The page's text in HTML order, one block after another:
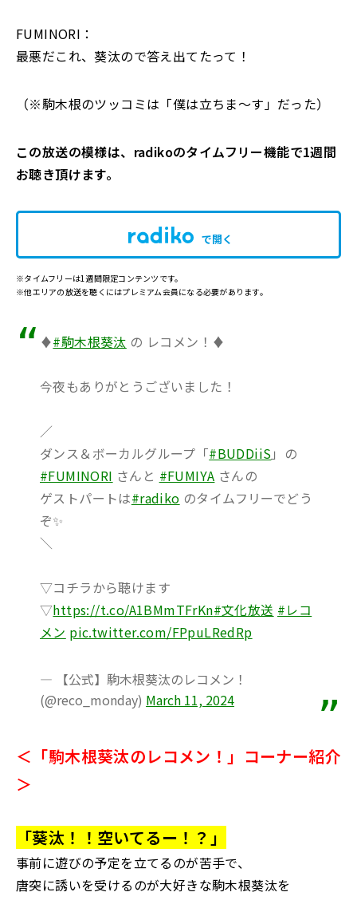
FUMINORI：
最悪だこれ、葵汰ので答え出てたって！
（※駒木根のツッコミは「僕は立ちま～す」だった）
この放送の模様は、radikoのタイムフリー機能で1週間
お聴き頂けます。
で開く
※タイムフリーは1週間限定コンテンツです。
※他エリアの放送を聴くにはプレミアム会員になる必要があります。
♦️#駒木根葵汰 の レコメン！♦️
今夜もありがとうございました！
／
ダンス＆ボーカルグループ「#BUDDiiS」の
#FUMINORI さんと #FUMIYA さんの
ゲストパートは#radiko のタイムフリーでどう
ぞ✨
＼
▽コチラから聴けます
▽https://t.co/A1BMmTFrKn#文化放送 #レコ
メン pic.twitter.com/FPpuLRedRp
— 【公式】駒木根葵汰のレコメン！
(@reco_monday) March 11, 2024
＜「駒木根葵汰のレコメン！」コーナー紹介
＞
「葵汰！！空いてるー！？」
事前に遊びの予定を立てるのが苦手で、
唐突に誘いを受けるのが大好きな駒木根葵汰を